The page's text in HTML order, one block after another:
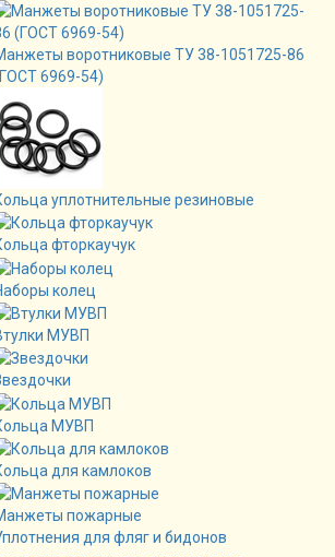
воротниковые ТУ 38-1051725-86
6969-54)
уплотнительные резиновые
фторкаучук
колец
МУВП
МУВП
для камлоков
пожарные
для фляг и бидонов